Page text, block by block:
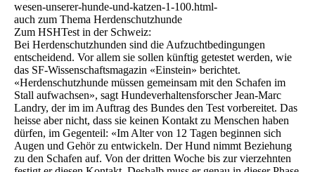
wesen-unserer-hunde-und-katzen-1-100.html-
auch zum Thema Herdenschutzhunde
Zum HSHTest in der Schweiz:
Bei Herdenschutzhunden sind die Aufzuchtbedingungen
entscheidend. Vor allem sie sollen künftig getestet werden, wie
das SF-Wissenschaftsmagazin «Einstein» berichtet.
«Herdenschutzhunde müssen gemeinsam mit den Schafen im
Stall aufwachsen», sagt Hundeverhaltensforscher Jean-Marc
Landry, der im im Auftrag des Bundes den Test vorbereitet. Das
heisse aber nicht, dass sie keinen Kontakt zu Menschen haben
dürfen, im Gegenteil: «Im Alter von 12 Tagen beginnen sich
Augen und Gehör zu entwickeln. Der Hund nimmt Beziehung
zu den Schafen auf. Von der dritten Woche bis zur vierzehnten